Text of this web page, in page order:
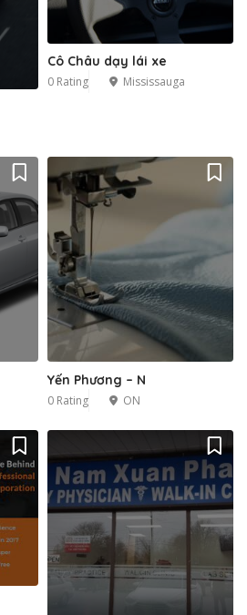
Cô Châu dạy lái xe
0 Rating Mississauga
Yến Phương – N
0 Rating ON